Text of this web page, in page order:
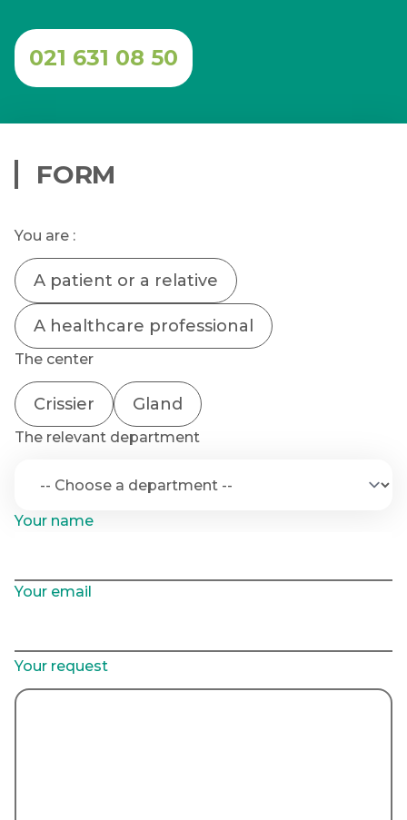
021 631 08 50
FORM
You are :
A patient or a relative
A healthcare professional
The center
Crissier Gland
The relevant department
Your name
Your email
Your request